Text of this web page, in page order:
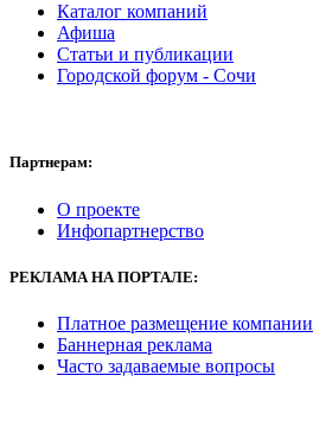
Каталог компаний
Афиша
Статьи и публикации
Городской форум - Сочи
Партнерам:
О проекте
Инфопартнерство
РЕКЛАМА НА ПОРТАЛЕ:
Платное размещение компании
Баннерная реклама
Часто задаваемые вопросы